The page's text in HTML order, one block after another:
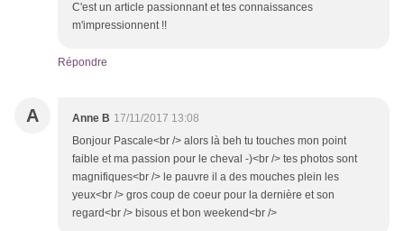
C'est un article passionnant et tes connaissances
m'impressionnent !!
Répondre
A Anne B 17/11/2017 13:08
Bonjour Pascale<br /> alors là beh tu touches mon point
faible et ma passion pour le cheval -)<br /> tes photos sont
magnifiques<br /> le pauvre il a des mouches plein les
yeux<br /> gros coup de coeur pour la dernière et son
regard<br /> bisous et bon weekend<br />